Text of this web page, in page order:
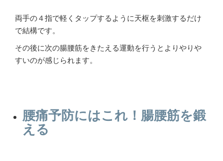
両手の４指で軽くタップするように天枢を刺激するだけ
で結構です。
その後に次の腸腰筋をきたえる運動を行うとよりやりや
すいのが感じられます。
腰痛予防にはこれ！腸腰筋を鍛
える